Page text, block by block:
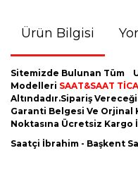
Ürün Bilgisi
Sitemizde Bulunan Tüm
Modelleri SAAT&SAAT
Altındadır.Sipariş
Garanti Belgesi Ve
Noktasına Ücretsiz Kargo
Saatçi İbrahim - Başkent